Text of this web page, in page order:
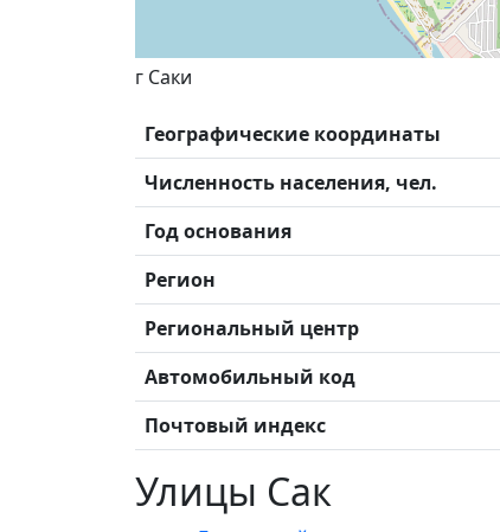
г Саки
Географические координаты
Численность населения, чел.
Год основания
Регион
Региональный центр
Автомобильный код
Почтовый индекс
Улицы Сак